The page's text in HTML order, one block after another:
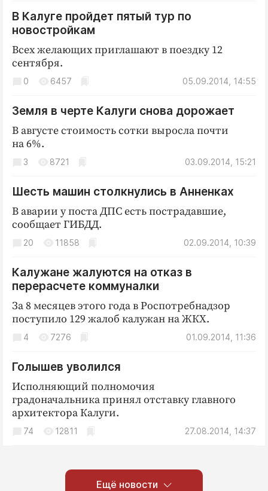
В Калуге пройдет пятый тур по
новостройкам
Всех желающих приглашают в поездку 12
сентября.
05.09.2014, 14:55
0 6457
Земля в черте Калуги снова дорожает
В августе стоимость сотки выросла почти
на 6%.
03.09.2014, 15:21
3 8721
Шесть машин столкнулись в Анненках
В аварии у поста ДПС есть пострадавшие,
сообщает ГИБДД.
02.09.2014, 10:39
20 11858
Калужане жалуются на отказ в
перерасчете коммуналки
За 8 месяцев этого года в Роспотребнадзор
поступило 129 жалоб калужан на ЖКХ.
01.09.2014, 11:36
4 7276
Голышев уволился
Исполняющий полномочия
градоначальника принял отставку главного
архитектора Калуги.
27.08.2014, 14:37
74 12811
Ещё новости